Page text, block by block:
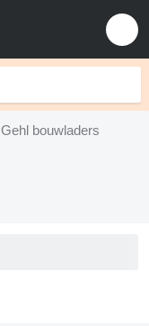
Gehl bouwladers